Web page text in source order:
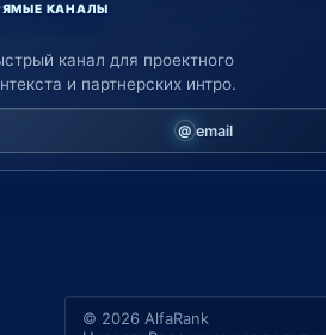
КАНАЛЫ
канал для проектного
и партнерских интро.
email
© 2026 AlfaRank